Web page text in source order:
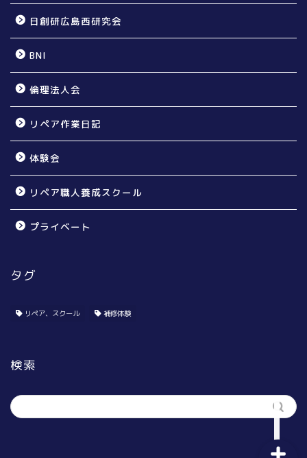
日創研広島西研究会
BNI
倫理法人会
リペア作業日記
体験会
リペア職人養成スクール
プライベート
タグ
リペア、スクール 補修体験
検索